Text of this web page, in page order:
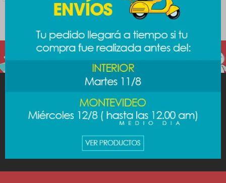
Te recomendamos quitar: Tecnología
AYUDA